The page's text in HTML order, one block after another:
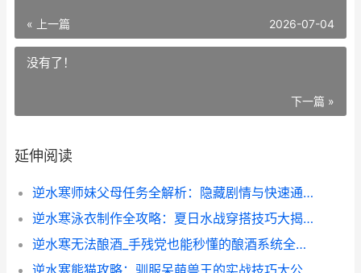
« 上一篇 2026-07-04
没有了！
下一篇 »
延伸阅读
逆水寒师妹父母任务全解析：隐藏剧情与快速通关技巧
逆水寒泳衣制作全攻略：夏日水战穿搭技巧大揭秘
逆水寒无法酿酒_手残党也能秒懂的酿酒系统全攻略